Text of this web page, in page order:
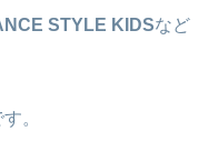
STYLE KIDSなど
。